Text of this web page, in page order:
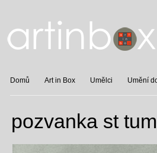
Domů Art in Box Umělci Umění
pozvanka st